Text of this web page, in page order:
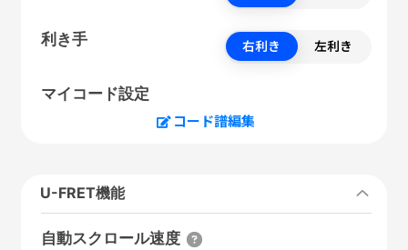
利き手 右利き 左利き
マイコード設定
コード譜編集
U-FRET機能
自動スクロール速度